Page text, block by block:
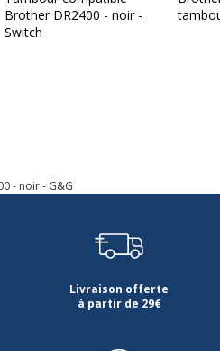
Brother DR2400 - noir -
Switch
- noir - G&G
Livraison offerte
à partir de 29€